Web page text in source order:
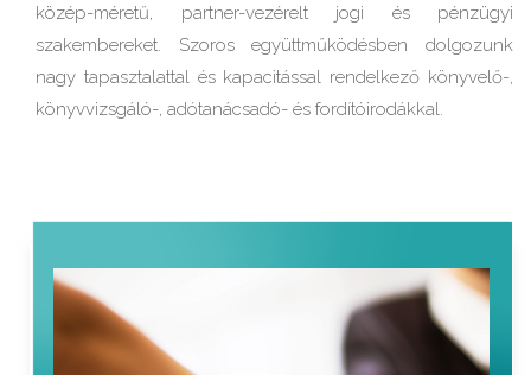
közép-méretű, partner-vezérelt jogi és pénzügyi
szakembereket. Szoros együttműködésben dolgozunk
nagy tapasztalattal és kapacitással rendelkező könyvelő-,
könyvvizsgáló-, adótanácsadó- és fordítóirodákkal.